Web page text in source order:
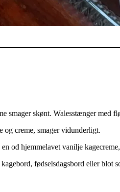
smager skønt. Walesstænger med
og creme, smager vidunderligt.
od hjemmelavet vanilje
fødselsdagsbord eller blot